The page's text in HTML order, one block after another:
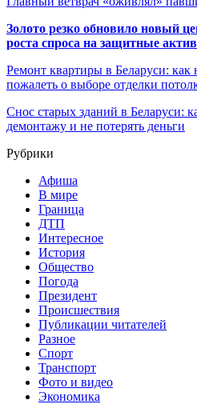
Золото резко обновило новый
роста спроса на защитные
Ремонт квартиры в Беларуси: как
пожалеть о выборе отделки
Снос старых зданий в Беларуси:
демонтажу и не потерять деньги
Рубрики
Афиша
В мире
Граница
ДТП
Интересное
История
Общество
Погода
Президент
Происшествия
Публикации читателей
Разное
Спорт
Транспорт
Фото и видео
Экономика